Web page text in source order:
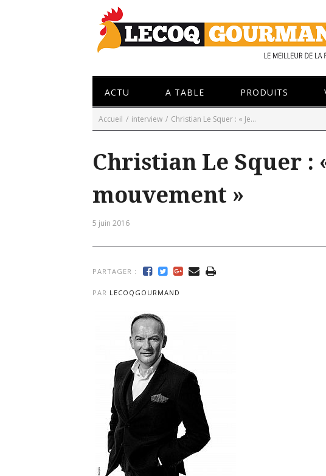
ACTU A TABLE PRODUITS
Accueil / interview / Christian Le Squer : « Je...
Christian Le Squer :
mouvement »
5 juin 2016
PARTAGER :
PAR LECOQGOURMAND